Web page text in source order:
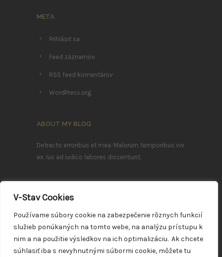
V-Stav Cookies
Používame súbory cookie na zabezpečenie rôznych funkcií
služieb ponúkaných na tomto webe, na analýzu prístupu k
nim a na použitie výsledkov na ich optimalizáciu. Ak chcete
súhlasiť iba s nevyhnutnými súbormi cookie, môžete tu
META
Prihlásiť sa
Feed záznamov
RSS feed komentárov
WordPress.org
ABOUT MY BLOG
Detracto erroribus et mea. Malorum temporibus vix
ex. Ius ad iudico labores dissentiunt.
Ea mei nostrum imperdiet deterruisset, mei ludus
efficiendi ei. Sea summo mazim ex, ea errem
FOLLOW ME